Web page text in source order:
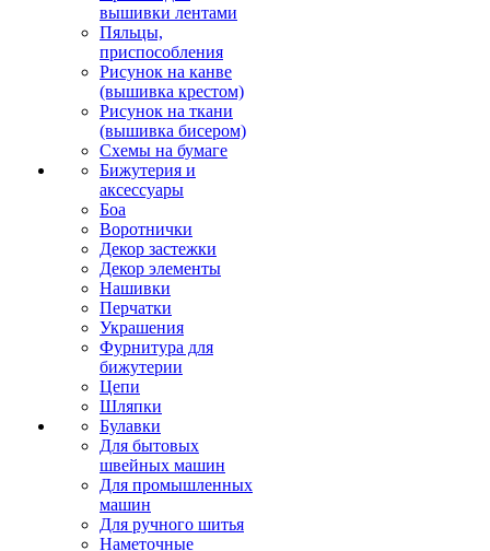
вышивки лентами
Пяльцы,
приспособления
Рисунок на канве
(вышивка крестом)
Рисунок на ткани
(вышивка бисером)
Схемы на бумаге
Бижутерия и
аксессуары
Боа
Воротнички
Декор застежки
Декор элементы
Нашивки
Перчатки
Украшения
Фурнитура для
бижутерии
Цепи
Шляпки
Булавки
Для бытовых
швейных машин
Для промышленных
машин
Для ручного шитья
Наметочные